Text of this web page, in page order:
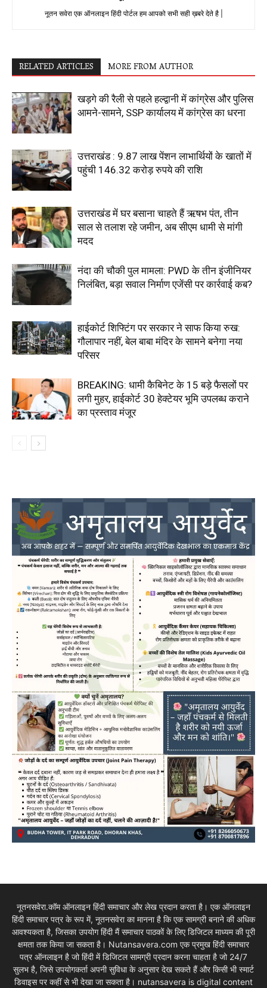
नूतन सवेरा एक ऑनलाइन हिंदी पोर्टल हम आपको सभी सही ख़बरे देते है |
RELATED ARTICLES MORE FROM AUTHOR
खड़गे की रैली से पहले हल्द्वानी में कांग्रेस और पुलिस
आमने-सामने, SSP कार्यालय में कांग्रेस का धरना
उत्तराखंड : 9.87 लाख पेंशन लाभार्थियों के खातों में
पहुंची 146.32 करोड़ रुपये की राशि
उत्तराखंड में घर बसाना चाहते हैं ऋषभ पंत, तीन
साल से तलाश रहे जमीन, अब सीएम धामी से मांगी
मदद
नंदा की चौकी पुल मामला: PWD के तीन इंजीनियर
निलंबित, बड़ा सवाल निर्माण एजेंसी पर कार्रवाई कब?
हाईकोर्ट शिफ्टिंग पर सरकार ने साफ किया रुख:
गौलापार नहीं, बेल बाबा मंदिर के सामने बनेगा नया
परिसर
BREAKING: धामी कैबिनेट के 15 बड़े फैसलों पर
लगी मुहर, हाईकोर्ट 30 हेक्टेयर भूमि उपलब्ध कराने
का प्रस्ताव मंजूर
नूतनसवेरा.कॉम ऑनलाइन हिंदी समाचार और लेख प्रदान करता है। एक ऑनलाइन
हिंदी समाचार पत्र के रूप में, नूतनसवेरा का मानना है कि एक सामग्री बनाने की अधिक
आवश्यकता है, जिसका उपयोग हिंदी मैं समाचार पाठकों के लिए डिजिटल माध्यम की पूरी
क्षमता तक किया जा सकता है। Nutansavera.com एक प्रमुख हिंदी समाचार
पत्र ऑनलाइन है जो हिंदी में डिजिटल सामग्री प्रदान करना चाहता है जो 24/7
सुलभ है, जिसे उपयोगकर्ता अपनी सुविधा के अनुसार देख सकते हैं और किसी भी स्मार्ट
डिवाइस पर कहीं से भी देखा जा सकता है। nutansavera is digital content